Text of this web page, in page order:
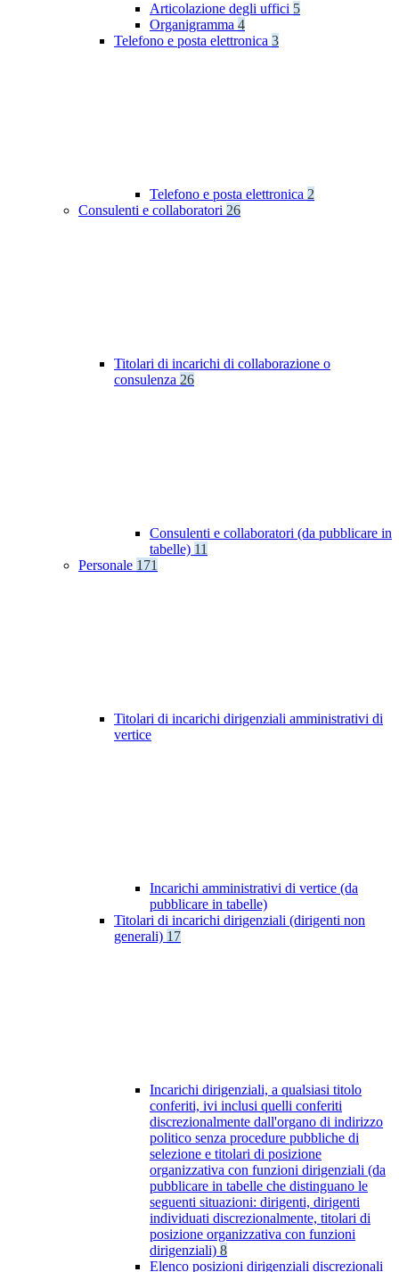
Articolazione degli uffici 5
Organigramma 4
Telefono e posta elettronica 3
Telefono e posta elettronica 2
Consulenti e collaboratori 26
Titolari di incarichi di collaborazione o
consulenza 26
Consulenti e collaboratori (da pubblicare in
tabelle) 11
Personale 171
Titolari di incarichi dirigenziali amministrativi di
vertice
Incarichi amministrativi di vertice (da
pubblicare in tabelle)
Titolari di incarichi dirigenziali (dirigenti non
generali) 17
Incarichi dirigenziali, a qualsiasi titolo
conferiti, ivi inclusi quelli conferiti
discrezionalmente dall'organo di indirizzo
politico senza procedure pubbliche di
selezione e titolari di posizione
organizzativa con funzioni dirigenziali (da
pubblicare in tabelle che distinguano le
seguenti situazioni: dirigenti, dirigenti
individuati discrezionalmente, titolari di
posizione organizzativa con funzioni
dirigenziali) 8
Elenco posizioni dirigenziali discrezionali